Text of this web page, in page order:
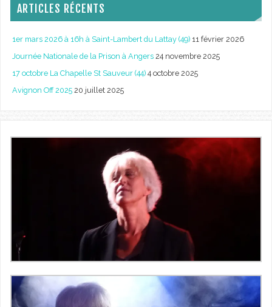
ARTICLES RÉCENTS
1er mars 2026 à 16h à Saint-Lambert du Lattay (49) 11 février 2026
Journée Nationale de la Prison à Angers 24 novembre 2025
17 octobre La Chapelle St Sauveur (44) 4 octobre 2025
Avignon Off 2025 20 juillet 2025